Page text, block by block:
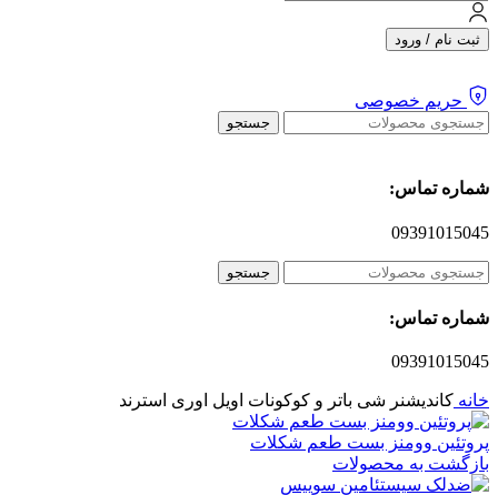
ثبت نام / ورود
حریم خصوصی
جستجو
شماره تماس:
09391015045
جستجو
شماره تماس:
09391015045
خانه کاندیشنر شی باتر و کوکونات اویل اوری استرند
پروتئین وومنز بست طعم شکلات
بازگشت به محصولات